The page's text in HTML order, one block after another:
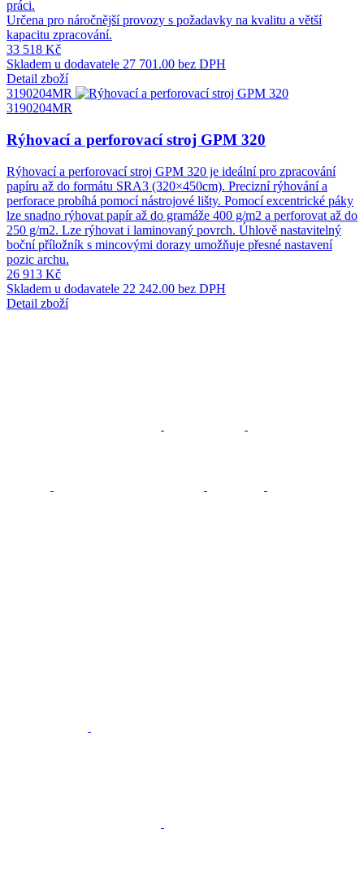
práci.
Určena pro náročnější provozy s požadavky na kvalitu a větší
kapacitu zpracování.
33 518 Kč
Skladem u dodavatele 27 701.00 bez DPH
Detail zboží
3190204MR
3190204MR
Rýhovací a perforovací stroj GPM 320
Rýhovací a perforovací stroj GPM 320 je ideální pro zpracování
papíru až do formátu SRA3 (320×450cm). Precizní rýhování a
perforace probíhá pomocí nástrojové lišty. Pomocí excentrické páky
lze snadno rýhovat papír až do gramáže 400 g/m2 a perforovat až do
250 g/m2. Lze rýhovat i laminovaný povrch. Úhlově nastavitelný
boční příložník s mincovými dorazy umožňuje přesné nastavení
pozic archu.
26 913 Kč
Skladem u dodavatele 22 242.00 bez DPH
Detail zboží